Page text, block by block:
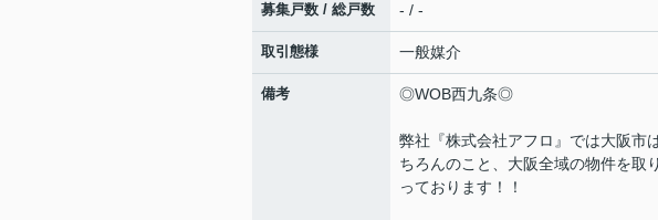
募集戸数 / 総戸数 - / -
取引態様 一般媒介
備考 ◎WOB西九条◎
弊社『株式会社アフロ』では大阪市
ちろんのこと、大阪全域の物件を取
っております！！